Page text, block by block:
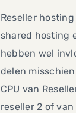
Reseller hosting
shared hosting
hebben wel
delen
CPU van
reseller 2 of van